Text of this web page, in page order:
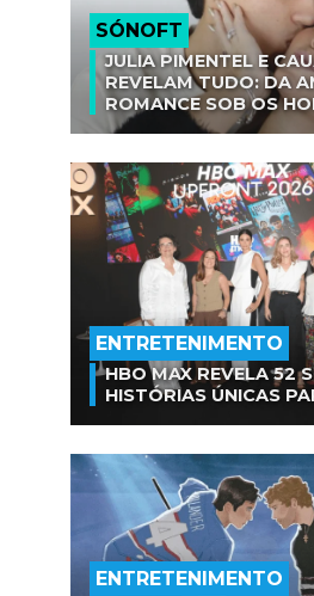
SÓNOFT
JULIA PIMENTEL E
REVELAM TUDO: DA
ROMANCE SOB OS
ENTRETENIMENTO
HBO MAX REVELA 52
HISTÓRIAS ÚNICAS
ENTRETENIMENTO